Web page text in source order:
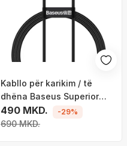
Kabllo për karikim / të
dhëna Baseus Superior
Series USB-C - Lightning,
20W, 1m, e zezë
490 MKD.
690 MKD.
-29%